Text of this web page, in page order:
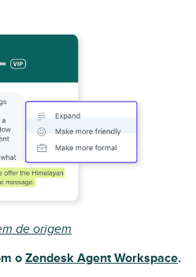
de origem
o Zendesk Agent Workspace.